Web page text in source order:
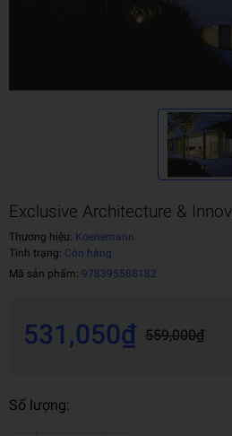
Exclusive Architecture &
Thương hiệu: Koenemann
Tình trạng: Còn hàng
Mã sản phẩm: 978395588182
531,050₫ 559,000₫
Số lượng: